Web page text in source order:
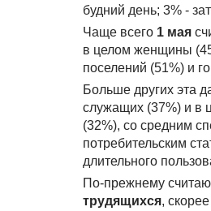
будний день; 3% -
Чаще всего 1 мая
в целом женщины
поселений (51%) и
Больше других эта
служащих (37%) и в
(32%), со средним
потребительским
длительного
По-прежнему
трудящихся,